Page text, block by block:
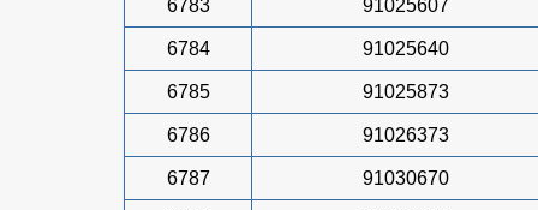
6783 91025607
6784 91025640
6785 91025873
6786 91026373
6787 91030670